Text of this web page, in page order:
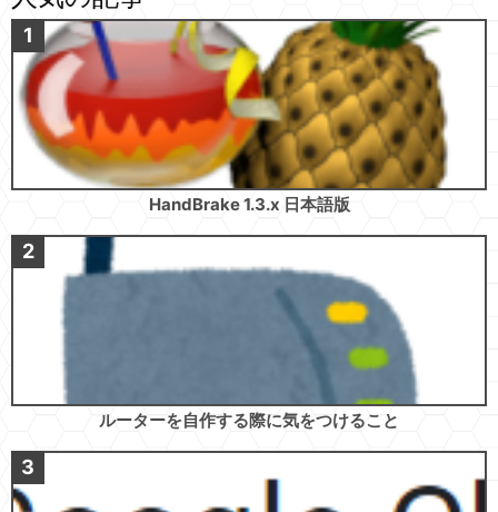
HandBrake 1.3.x 日本語版
ルーターを自作する際に気をつけること